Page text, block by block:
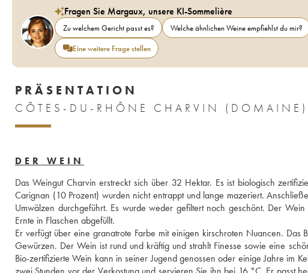
Fragen Sie Margaux, unsere KI-Sommelière
Zu welchem Gericht passt es? Welche ähnlichen Weine empfiehlst du mir?
Eine weitere Frage stellen
PRÄSENTATION
DER WEIN
Das Weingut Charvin erstreckt sich über 32 Hektar. Es ist biologisch
Carignan (10 Prozent) wurden nicht entrappt und lange mazeriert.
Umwälzen durchgeführt. Es wurde weder gefiltert noch geschönt. Der
Ernte in Flaschen abgefüllt.
Er verfügt über eine granatrote Farbe mit einigen kirschroten Nuancen.
Gewürzen. Der Wein ist rund und kräftig und strahlt Finesse sowie eine
Bio-zertifizierte Wein kann in seiner Jugend genossen oder einige Jahre im